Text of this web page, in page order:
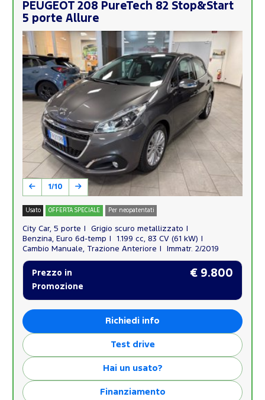
PEUGEOT 208 PureTech 82 Stop&Start
5 porte Allure
1/10
Usato OFFERTA SPECIALE Per neopatentati
City Car, 5 porte
Grigio scuro metallizzato
Benzina, Euro 6d-temp
1.199 cc, 83 CV (61 kW)
Cambio Manuale, Trazione Anteriore
Immatr. 2/2019
Prezzo in
Promozione
€ 9.800
Richiedi info
Test drive
Hai un usato?
Finanziamento